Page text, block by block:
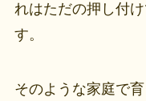
れはただの押し付
す。
そのような家庭で